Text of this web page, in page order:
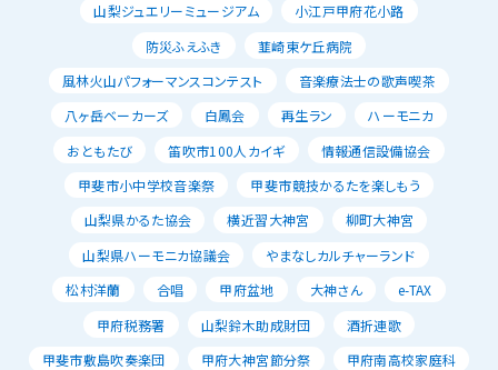
山梨ジュエリーミュージアム
小江戸甲府花小路
防災ふえふき
韮崎東ケ丘病院
風林火山パフォーマンスコンテスト
音楽療法士の歌声喫茶
八ヶ岳ベーカーズ
白鳳会 再生ラン
ハーモニカ
おともたび
笛吹市100人カイギ
情報通信設備協会
甲斐市小中学校音楽祭
甲斐市競技かるたを楽しもう
山梨県かるた協会
横近習大神宮
柳町大神宮
山梨県ハーモニカ協議会
やまなしカルチャーランド
松村洋蘭
合唱 甲府盆地 大神さん
e-TAX
甲府税務署
山梨鈴木助成財団
酒折連歌
甲斐市敷島吹奏楽団
甲府大神宮節分祭
甲府南高校家庭科